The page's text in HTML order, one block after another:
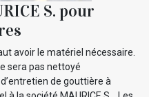
S. pour
avoir le matériel nécessaire.
sera pas nettoyé
de gouttière à